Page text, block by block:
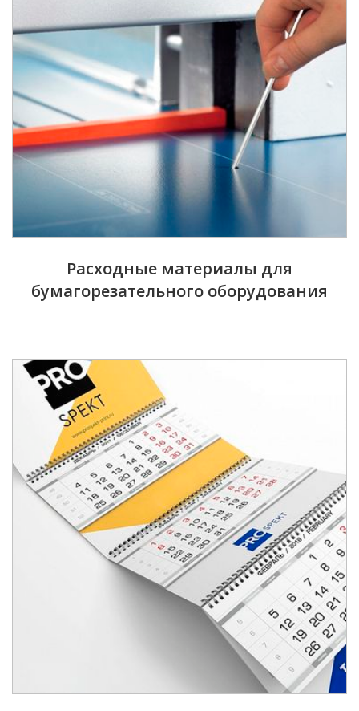
Расходные материалы для
бумагорезательного оборудования